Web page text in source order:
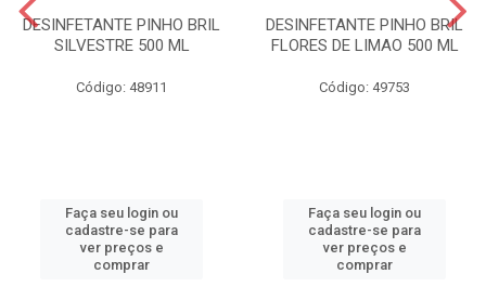
DESINFETANTE PINHO BRIL
SILVESTRE 500 ML
Código: 48911
Faça seu login ou
cadastre-se para
ver preços e
comprar
DESINFETANTE PINHO BRIL
FLORES DE LIMAO 500 ML
Código: 49753
Faça seu login ou
cadastre-se para
ver preços e
comprar